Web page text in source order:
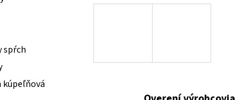
spŕch
kúpeľňová